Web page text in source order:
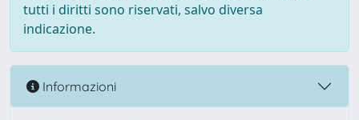
tutti i diritti sono riservati, salvo diversa
indicazione.
Informazioni